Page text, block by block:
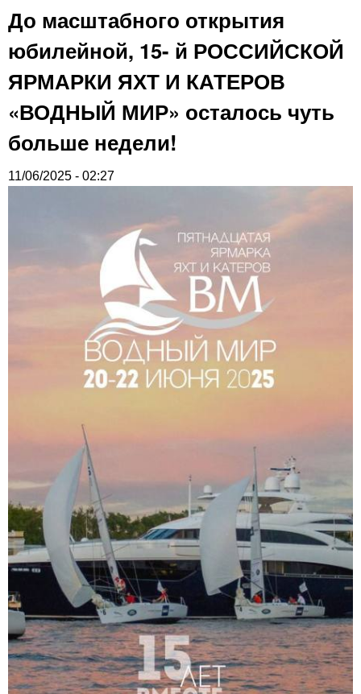
До масштабного открытия
юбилейной, 15- й РОССИЙСКОЙ
ЯРМАРКИ ЯХТ И КАТЕРОВ
«ВОДНЫЙ МИР» осталось чуть
больше недели!
11/06/2025 - 02:27